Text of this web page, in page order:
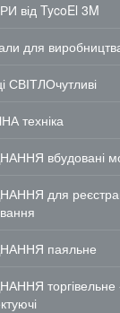
від TycoEl 3M
для
СВІТЛОчутливі
техніка
вбудовані
для
паяльне
торгівельне